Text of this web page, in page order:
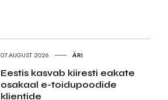
07.AUGUST 2026 ÄRI
Eestis kasvab kiiresti eakate
osakaal e-toidupoodide
klientide